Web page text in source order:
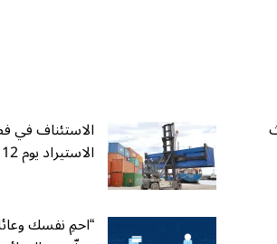
الاستئناف في
الاستيراد يوم 12 أوت
“احمِ نفسك